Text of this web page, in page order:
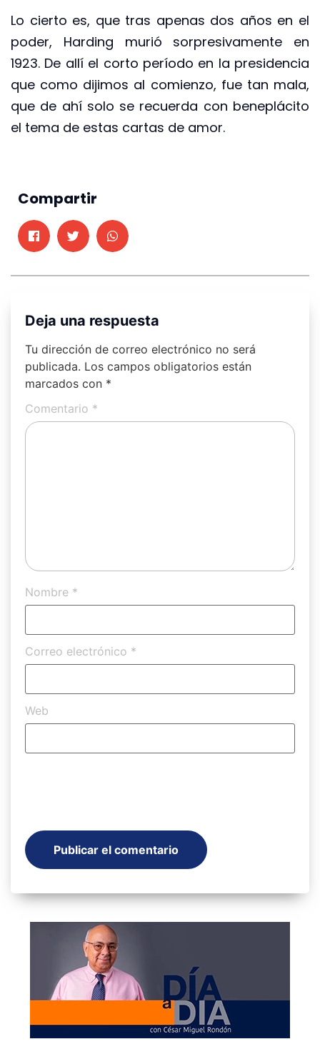
Lo cierto es, que tras apenas dos años en el
poder, Harding murió sorpresivamente en
1923. De allí el corto período en la presidencia
que como dijimos al comienzo, fue tan mala,
que de ahí solo se recuerda con beneplácito
el tema de estas cartas de amor.
Compartir
Deja una respuesta
Tu dirección de correo electrónico no será
publicada. Los campos obligatorios están
marcados con *
Comentario *
Nombre *
Correo electrónico *
Web